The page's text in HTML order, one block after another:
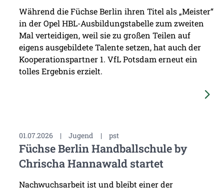
Während die Füchse Berlin ihren Titel als „Meister“
in der Opel HBL-Ausbildungstabelle zum zweiten
Mal verteidigen, weil sie zu großen Teilen auf
eigens ausgebildete Talente setzen, hat auch der
Kooperationspartner 1. VfL Potsdam erneut ein
tolles Ergebnis erzielt.
01.07.2026 | Jugend | pst
Füchse Berlin Handballschule by
Chrischa Hannawald startet
Nachwuchsarbeit ist und bleibt einer der